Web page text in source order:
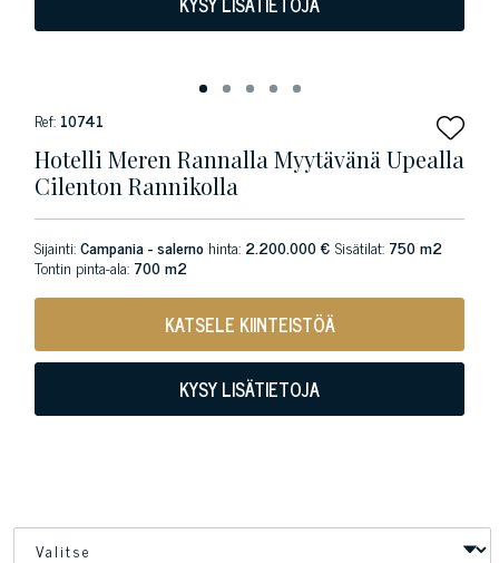
Ref: 10741
Hotelli Meren Rannalla Myytävänä Upealla
Cilenton Rannikolla
Sijainti:Campania - salerno hinta: 2.200.000 € Sisätilat: 750 m2
Tontin pinta-ala: 700 m2
KATSELE KIINTEISTÖÄ
KYSY LISÄTIETOJA